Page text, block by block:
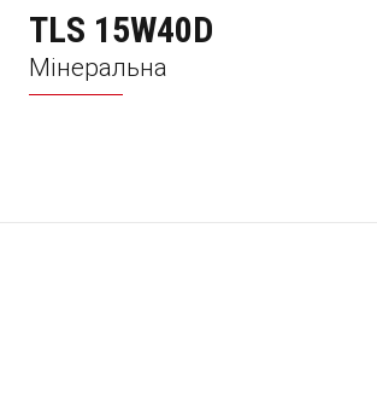
TLS 15W40D
Мінеральна